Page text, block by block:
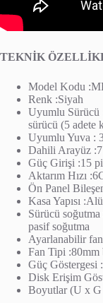
TEKNİK
Model Kodu
Renk :Siyah
Uyumlu Sürücü
sürücü (5 adete
Uyumlu Yuva :
Dahili Arayüz
Güç Girişi :15
Aktarım Hızı
Ön Panel
Kasa Yapısı
Sürücü
pasif soğutma
Ayarlanabilir
Fan Tipi :80mm
Güç
Disk Erişim
Boyutlar (U x